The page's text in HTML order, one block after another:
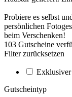
Probiere es selbst
persönlichen
beim Verschenken!
103 Gutscheine
Filter zurücksetzen
Exklusiver
Gutscheintyp